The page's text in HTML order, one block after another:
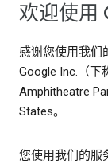
欢迎使用
感谢您使用我们
Google Inc.（下
Amphitheatre
States。
您使用我们的服